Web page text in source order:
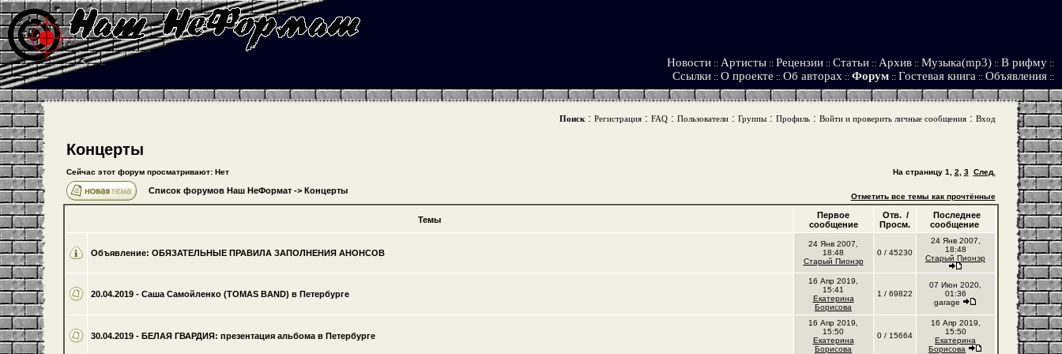
Новости :: Артисты :: Рецензии :: Статьи :: Архив :: Музыка(mp3) :: В рифму ::
Ссылки :: О проекте :: Об авторах :: Форум :: Гостевая книга :: Объявления ::
Поиск: Регистрация: FAQ: Пользователи: Группы: Профиль: Войти и проверить личные сообщения: Вход
Концерты
Сейчас этот форум просматривают: Нет На страницу 1 2 3 След.
Список форумов Наш НеФормат-> Концерты
Отметить все темы как прочтённые
Темы
Первое
сообщение
Отв. /
Просм.
Последнее
сообщение
Объявление: ОБЯЗАТЕЛЬНЫЕ ПРАВИЛА ЗАПОЛНЕНИЯ АНОНСОВ
24 Янв 2007,
18:48
Старый Пионэр
0 / 45230
24 Янв 2007,
18:48
Старый Пионэр
20.04.2019 - Саша Самойленко (TOMAS BAND) в Петербурге
16 Апр 2019,
15:41
Екатерина
Борисова
1 / 69822
07 Июн 2020,
01:36
garage
30.04.2019 - БЕЛАЯ ГВАРДИЯ: презентация альбома в Петербурге
16 Апр 2019,
15:50
Екатерина
Борисова
0 / 15664
16 Апр 2019,
15:50
Екатерина
Борисова